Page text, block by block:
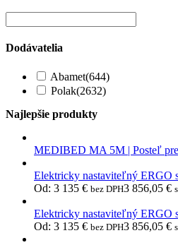
Dodávatelia
Abamet(644)
Polak(2632)
Najlepšie produkty
MEDIBED MA 5M | Posteľ pre
Elektricky nastaviteľný ERGO
Od: 3 135 € bez DPH3 856,05 €
Elektricky nastaviteľný ERGO
Od: 3 135 € bez DPH3 856,05 €